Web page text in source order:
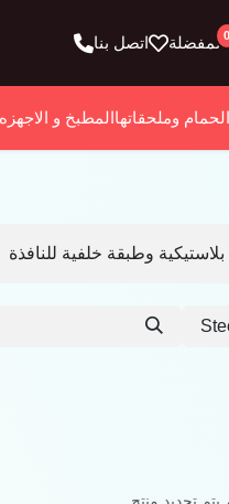
0المفضلة اتصل بنا
الحمام وملحقاتهاالمطبخ و
وطبقة خلفية للنافذة